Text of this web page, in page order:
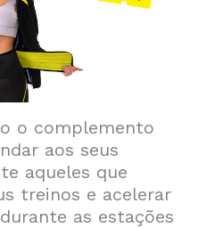
o complemento
aos seus
aqueles que
treinos e acelerar
as estações